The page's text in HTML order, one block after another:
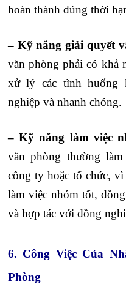
hoàn thành đúng thời
– Kỹ năng giải quyết
văn phòng phải có khả
xử lý các tình huống
nghiệp và nhanh chóng.
– Kỹ năng làm việc
văn phòng thường
công ty hoặc tổ chức,
làm việc nhóm tốt,
và hợp tác với đồng
6. Công Việc Của
Phòng